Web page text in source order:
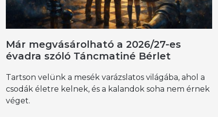
Már megvásárolható a 2026/27-es
évadra szóló Táncmatiné Bérlet
Tartson velünk a mesék varázslatos világába, ahol a
csodák életre kelnek, és a kalandok soha nem érnek
véget.